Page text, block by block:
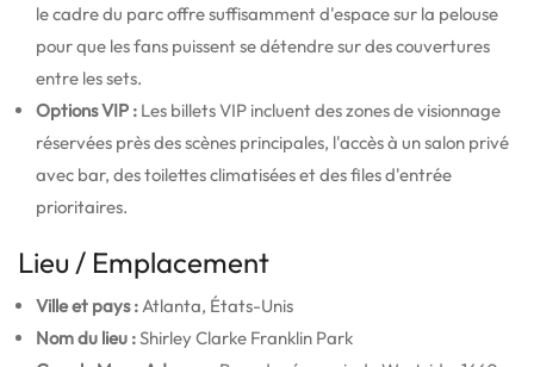
le cadre du parc offre suffisamment d'espace sur la pelouse
pour que les fans puissent se détendre sur des couvertures
entre les sets.
Options VIP : Les billets VIP incluent des zones de visionnage
réservées près des scènes principales, l'accès à un salon privé
avec bar, des toilettes climatisées et des files d'entrée
prioritaires.
Lieu / Emplacement
Ville et pays : Atlanta, États-Unis
Nom du lieu :Shirley Clarke Franklin Park